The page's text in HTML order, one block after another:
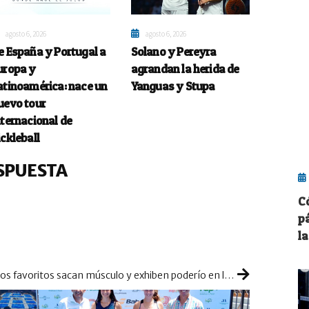
agosto 6, 2026
España y Portugal a
y
nace un
tour
de
agosto 6, 2026
Solano y Pereyra
agrandan la herida de
Yanguas y Stupa
Los favoritos sacan músculo y exhiben poderío en la última cita premium del Circuito Nacional de Menores Babolat 2022